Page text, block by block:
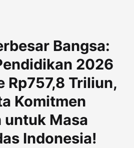
Bangsa:
2026
Rp757,8 Triliun,
Komitmen
untuk Masa
Indonesia!